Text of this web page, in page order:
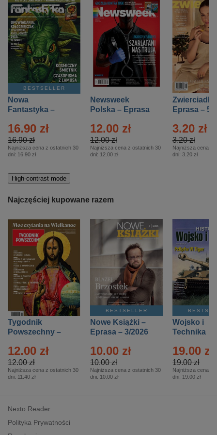
BESTSELLER
Nowa
Fantastyka –
16.90 zł
16.90 zł
Najniższa cena z ostatnich 30
dni: 16.90 zł
Newsweek
Polska – Eprasa
12.00 zł
12.00 zł
Najniższa cena z ostatnich 30
dni: 12.00 zł
Zwierciadło
Eprasa – 5/
3.20 zł
3.20 zł
Najniższa cena z
dni: 3.20 zł
High-contrast mode
Najczęściej kupowane razem
Tygodnik
Powszechny –
12.00 zł
12.00 zł
Najniższa cena z ostatnich 30
dni: 11.40 zł
BESTSELLER
Nowe Książki –
Eprasa – 3/2026
10.00 zł
10.00 zł
Najniższa cena z ostatnich 30
dni: 10.00 zł
Wojsko i
Technika
– 2/2026
19.00 zł
19.00 zł
Najniższa cena z
dni: 19.00 zł
Nexto Reader
Polityka Prywatności